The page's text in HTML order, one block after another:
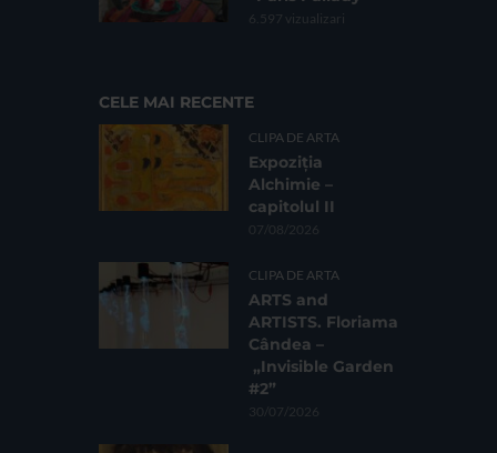
6.597 vizualizari
CELE MAI RECENTE
CLIPA DE ARTA
Expoziția
Alchimie –
capitolul II
07/08/2026
CLIPA DE ARTA
ARTS and
ARTISTS. Floriama
Cândea –
„Invisible Garden
#2”
30/07/2026